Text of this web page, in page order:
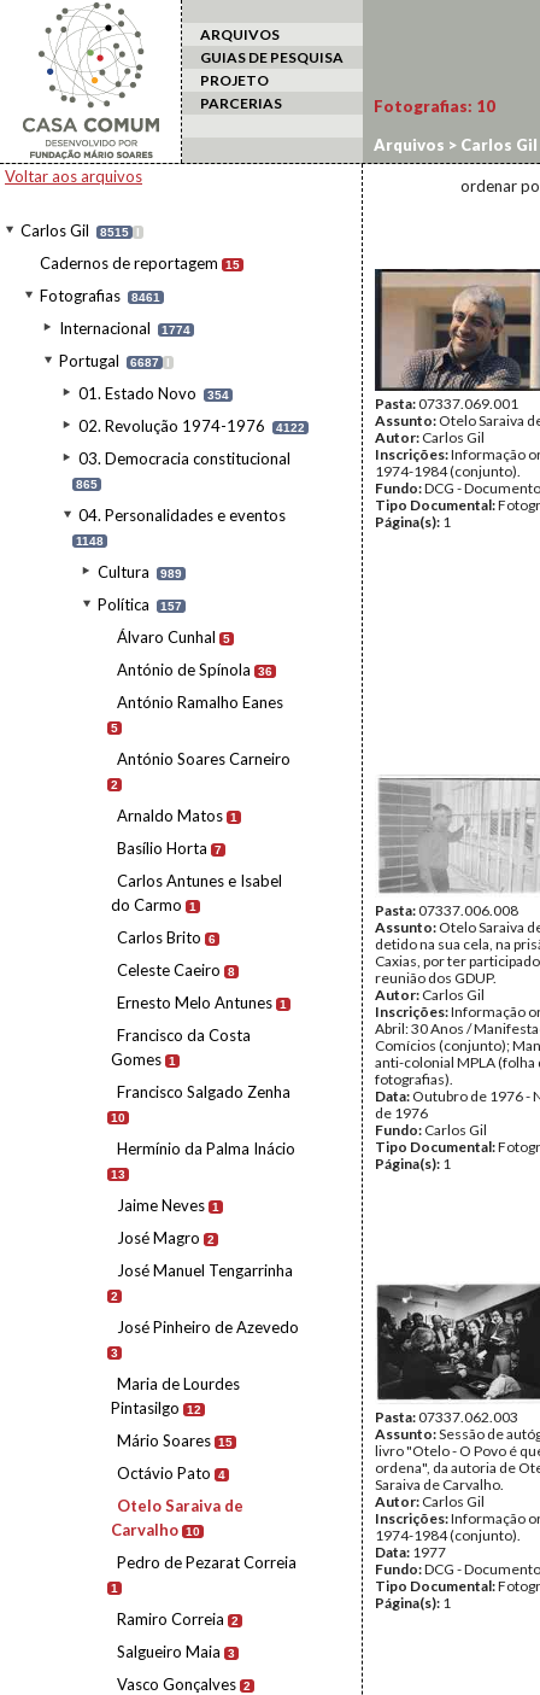
ARQUIVOS
GUIAS DE PESQUISA
PROJETO
PARCERIAS
Voltar aos arquivos
Carlos Gil 8515 I
Cadernos de reportagem 15
Fotografias 8461
Internacional 1774
Portugal 6687 I
01. Estado Novo 354
02. Revolução 1974-1976 4122
03. Democracia constitucional
865
04. Personalidades e eventos
1148
Cultura 989
Política 157
Álvaro Cunhal 5
António de Spínola 36
António Ramalho Eanes
5
António Soares Carneiro
2
Arnaldo Matos 1
Basílio Horta 7
Carlos Antunes e Isabel
do Carmo
1
Carlos Brito 6
Celeste Caeiro 8
Ernesto Melo Antunes 1
Francisco da Costa
Gomes 1
Francisco Salgado Zenha
10
Hermínio da Palma Inácio
13
Jaime Neves 1
José Magro 2
José Manuel Tengarrinha
2
José Pinheiro de Azevedo
3
Maria de Lourdes
Pintasilgo
12
Mário Soares 15
Octávio Pato 4
Otelo Saraiva de
Carvalho 10
Pedro de Pezarat Correia
1
Ramiro Correia 2
Salgueiro Maia 3
Vasco Gonçalves 2
Fotografias: 10
Arquivos > Carlos Gil
Carvalho
ordenar
Pasta:07337.069.001
Assunto: Otelo Saraiva
Autor: Carlos Gil
Inscrições:Informação
1974-1984 (conjunto).
Fundo:DCG -
Tipo Documental:
Página(s): 1
Pasta:07337.006.008
Assunto: Otelo Saraiva
detido na sua cela, na
Caxias, por ter
reunião dos GDUP.
Autor: Carlos Gil
Inscrições:Informação
Abril: 30 Anos /
Comícios (conjunto);
anti-colonial MPLA (folha
fotografias).
Data: Outubro de 1976 -
de 1976
Fundo: Carlos Gil
Tipo Documental:
Página(s): 1
Pasta:07337.062.003
Assunto:Sessão de
livro "Otelo - O Povo é
ordena", da autoria de
Saraiva de Carvalho.
Autor: Carlos Gil
Inscrições:Informação
1974-1984 (conjunto).
Data: 1977
Fundo:DCG -
Tipo Documental:
Página(s): 1